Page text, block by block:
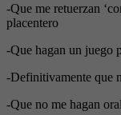
-Que me retuerzan
placentero
-Que hagan un juego
-Definitivamente que
-Que no me hagan